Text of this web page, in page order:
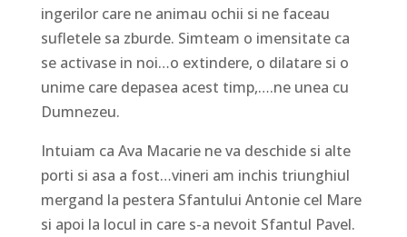
ingerilor care ne animau ochii si ne faceau
sufletele sa zburde. Simteam o imensitate ca
se activase in noi…o extindere, o dilatare si o
unime care depasea acest timp,….ne unea cu
Dumnezeu.
Intuiam ca Ava Macarie ne va deschide si alte
porti si asa a fost…vineri am inchis triunghiul
mergand la pestera Sfantului Antonie cel Mare
si apoi la locul in care s-a nevoit Sfantul Pavel.